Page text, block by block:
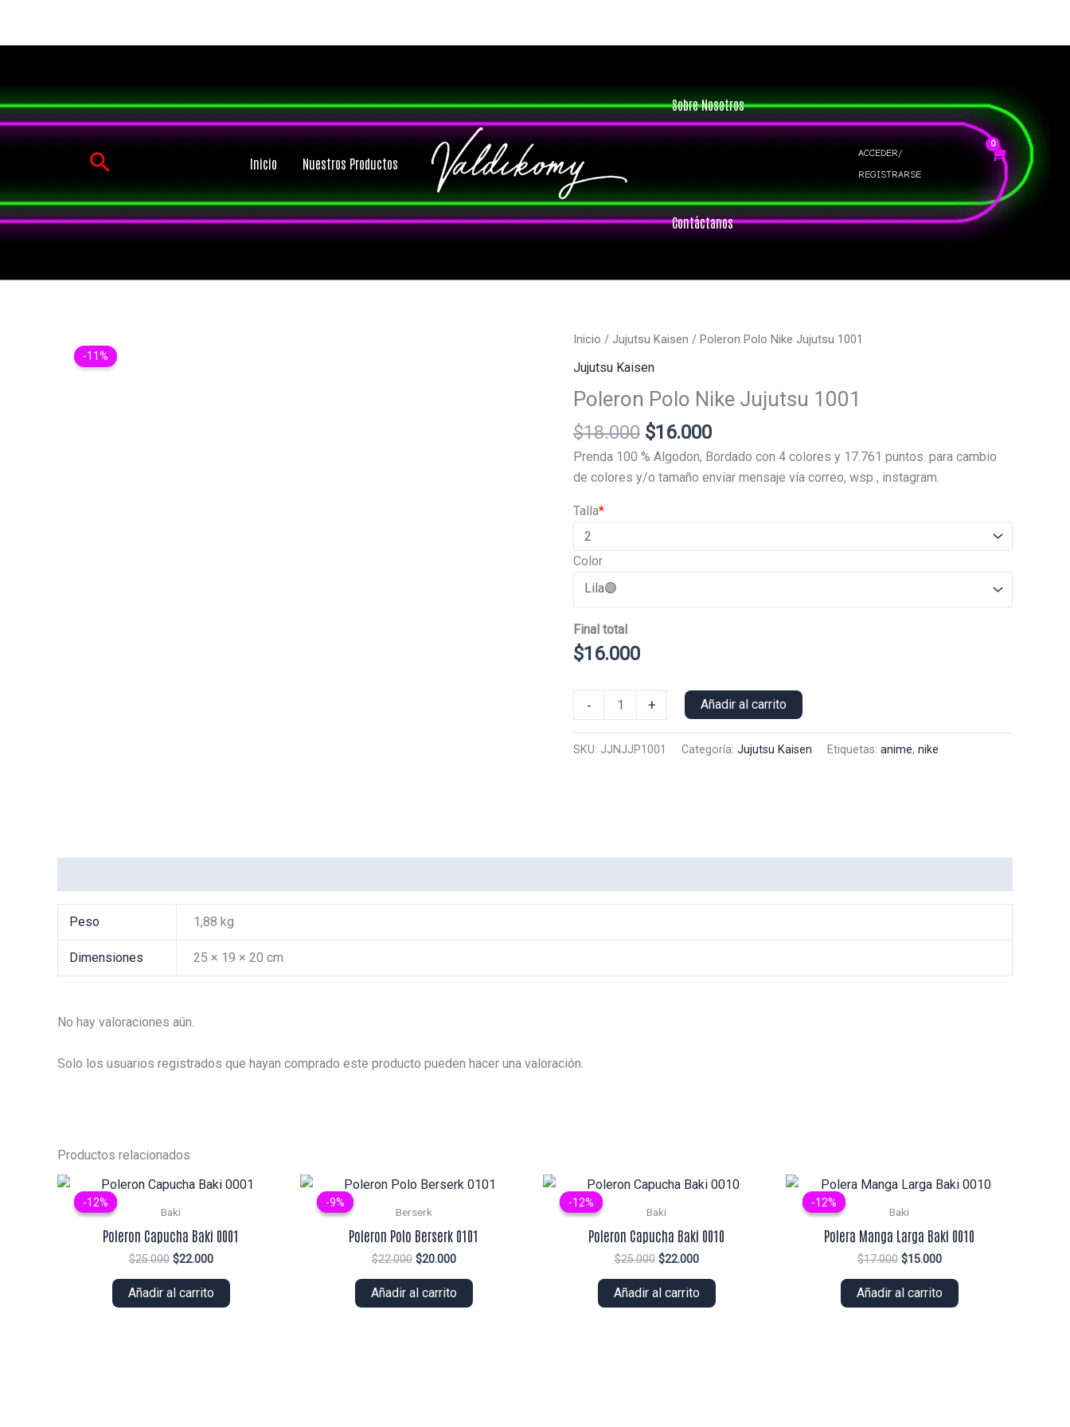
contenido
Buscar Inicio Nuestros Productos
Sobre Nosotros
Contáctanos
ACCEDER/
REGISTRARSE
-11%
Inicio / Jujutsu Kaisen / Poleron Polo Nike Jujutsu 1001
Jujutsu Kaisen
Poleron Polo Nike Jujutsu 1001
$18.000 El
precio
original
$16.000El
precio
actual
Prenda 100 % Algodon, Bordado con 4 colores y 17.761 puntos. para cambio
de colores y/o tamaño enviar mensaje vía correo, wsp , instagram.
*
Talla
Color
Final total
$16.000
-
Polo
Nike
+ Añadir al carrito
SKU: JJNJJP1001 Categoría: Jujutsu Kaisen Etiquetas: anime, nike
Peso 1,88 kg
Dimensiones 25 × 19 × 20 cm
No hay valoraciones aún.
Solo los usuarios registrados que hayan comprado este producto pueden hacer una valoración.
Productos relacionados
-12%
-12%
Baki
Poleron Capucha Baki 0001
$25.000 El
original
era:
$22.000El
actual
es:
Añadir al carrito
-9%
-9%
Berserk
Poleron Polo Berserk 0101
$22.000 El
original
era:
$20.000El
actual
es:
Añadir al carrito
-12%
-12%
Baki
Poleron Capucha Baki 0010
$25.000 El
original
era:
$22.000El
actual
es:
Añadir al carrito
-12%
-12%
Baki
Polera Manga Larga Baki 0010
$17.000 El
original
era:
$15.000El
actual
es:
Añadir al carrito